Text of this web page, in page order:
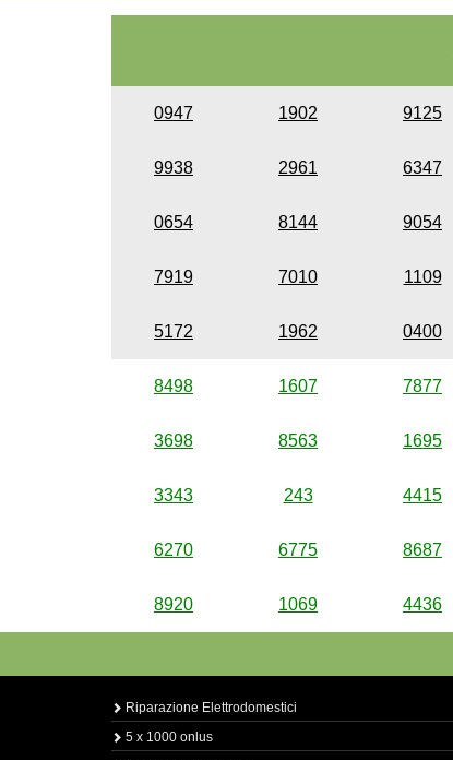
0947 1902 9125
9938 2961 6347
0654 8144 9054
7919 7010 1109
5172 1962 0400
8498 1607 7877
3698 8563 1695
3343 243 4415
6270 6775 8687
8920 1069 4436
Riparazione Elettrodomestici
5 x 1000 onlus